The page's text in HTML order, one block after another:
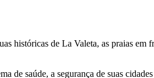
históricas de La Valeta, as praias
de saúde, a segurança de suas